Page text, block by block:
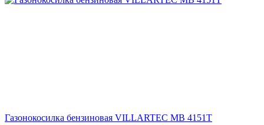
Газонокосилка бензиновая VILLARTEC MB 4151T